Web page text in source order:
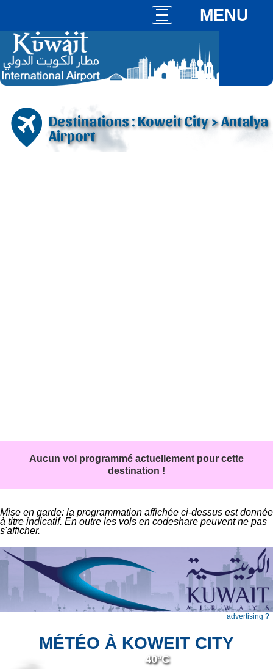
MENU
Destinations : Koweit City > Antalya
Airport
Aucun vol programmé actuellement pour cette
destination !
Mise en garde: la programmation affichée ci-dessus est donnée
à titre indicatif. En outre les vols en codeshare peuvent ne pas
s'afficher.
advertising ?
MÉTÉO À KOWEIT CITY
40°C